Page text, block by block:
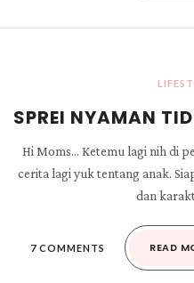
SPREI NYAMAN
Hi Moms... Ketemu lagi nih di
cerita lagi yuk tentang anak.
dan
7 COMMENTS READ